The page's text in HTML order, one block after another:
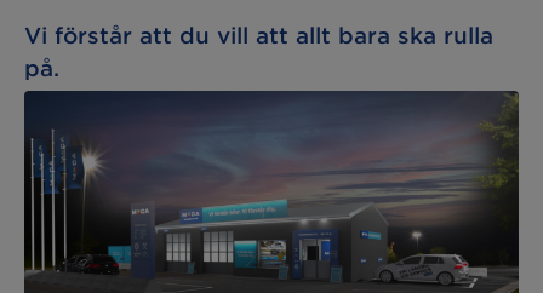
Vi förstår att du vill att allt bara ska rulla
på.